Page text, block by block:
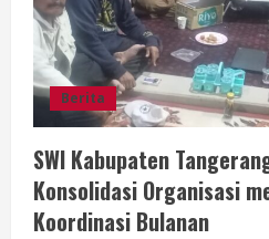
i
n
g
Berita
SWI Kabupaten
Konsolidasi Organisasi
Koordinasi Bulanan